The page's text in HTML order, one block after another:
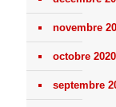
novembre
octobre 2020
septembre